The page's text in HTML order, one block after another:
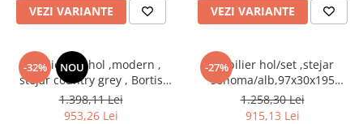
VEZI VARIANTE VEZI VARIANTE
-32% NOU
Mobilier set hol ,modern ,
stejar country grey , Bortis
Impex
1.398,11 Lei
953,26 Lei
-27%
Mobilier hol/set ,stejar
sonoma/alb,97x30x195
cm,Bortis impex
1.258,30 Lei
915,13 Lei